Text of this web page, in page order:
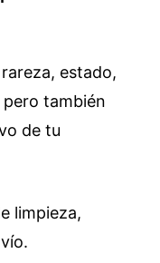
estado,
también
de tu
limpieza,